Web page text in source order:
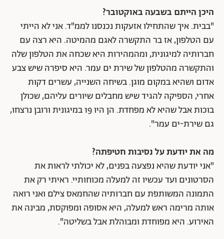
היכן הייתם בשבעה באוקטובר?
"בבית. איך שהתחילו אזעקות נכנסנו לממ"ד. אני לא הייתי
עם הטלפון, אז בר התקשרה לאגם מהמיטה. היא רצה עם
חברותיה למיגונית, ומהמהירות היא שכחה את הטלפון שלה
והתקשרה מהטלפון של שירת ים עמר. היא סיפרה שיש צבע
אדום ושהיא במקום מוגן. בשיחה השנייה, עשרים דקות
אחרי, הספיקה להגיד שיש מחבלים שיורים עליהם, שכולן
בוכות אבל שהיא לא מפחדת. הן היו 19 במיגונית ורובן נרצחו,
גם שירת-ים עמר".
מה את יודעת על נסיבות חטיפתה?
"אני יודעת שהיא נפצעה בפנים, לא יכולתי לראות את
הסרטונים ועד עכשיו זה למעלה מכוחותיי. ראיתי רק את
התמונה המשותפת עם חברותיה שהחמאס צילם ואני רואה
אותה מרימה ראש למעלה, היא אסופה ומפוקסת, מבינה את
האירוע. היא מפוחדת ומבוהלת אבל בשליטה".